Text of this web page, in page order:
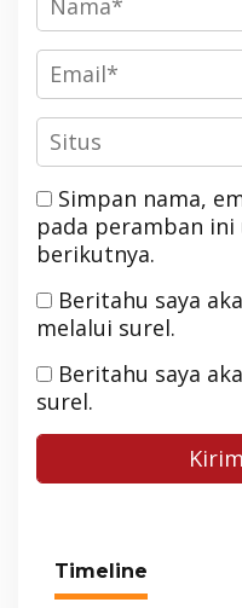
Simpan nama,
pada peramban
berikutnya.
Beritahu saya
melalui surel.
Beritahu saya
surel.
Timeline